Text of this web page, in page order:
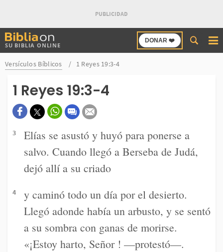
SU BIBLIA ONLINE
DONAR ❤️
Buscar
en
Bibliaon
Versículos Bíblicos 1 Reyes 19:3-4
1 Reyes 19:3-4
3
Elías se asustó y huyó para ponerse a
salvo. Cuando llegó a Berseba de Judá,
dejó allí a su criado
4
y caminó todo un día por el desierto.
Llegó adonde había un arbusto, y se sentó
a su sombra con ganas de morirse.
«¡Estoy harto, Señor ! —protestó—.